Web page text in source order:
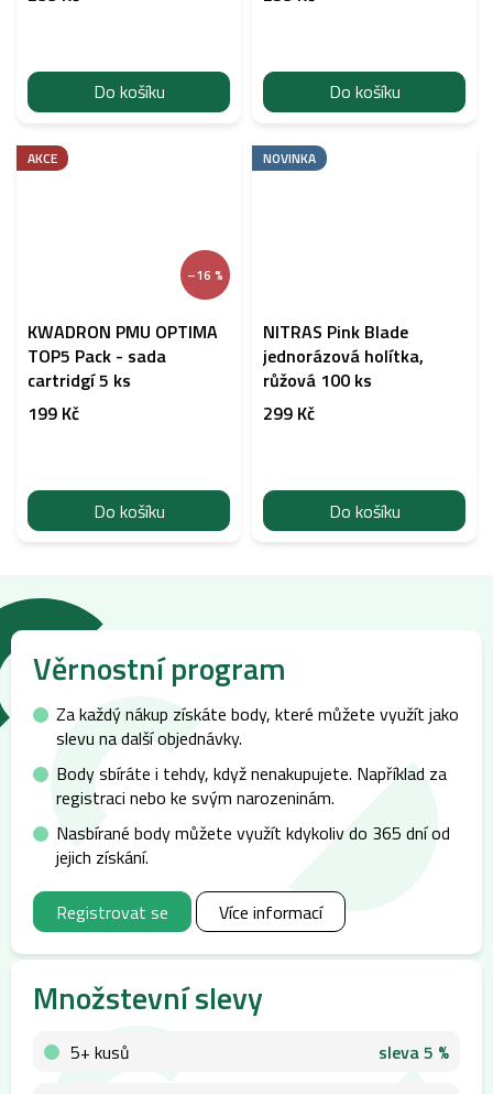
Do košíku Do košíku
AKCE
–16 %
KWADRON PMU OPTIMA
TOP5 Pack - sada
cartridgí 5 ks
199 Kč
Do košíku
NOVINKA
NITRAS Pink Blade
jednorázová holítka,
růžová 100 ks
299 Kč
Do košíku
Věrnostní program
Za každý nákup získáte body, které můžete využít jako
slevu na další objednávky.
Body sbíráte i tehdy, když nenakupujete. Například za
registraci nebo ke svým narozeninám.
Nasbírané body můžete využít kdykoliv do 365 dní od
jejich získání.
Registrovat se Více informací
Množstevní slevy
5+ kusů
sleva 5 %